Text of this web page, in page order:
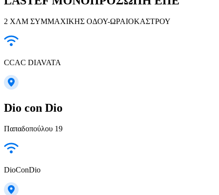
2 ΧΛΜ ΣΥΜΜΑΧΙΚΗΣ ΟΔΟΥ-ΩΡΑΙΟΚΑΣΤΡΟΥ
CCAC DIAVATA
Dio con Dio
Παπαδοπούλου 19
DioConDio